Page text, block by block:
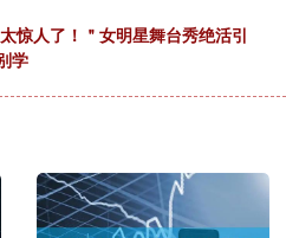
惊人了！＂女明星舞台秀绝活引
学